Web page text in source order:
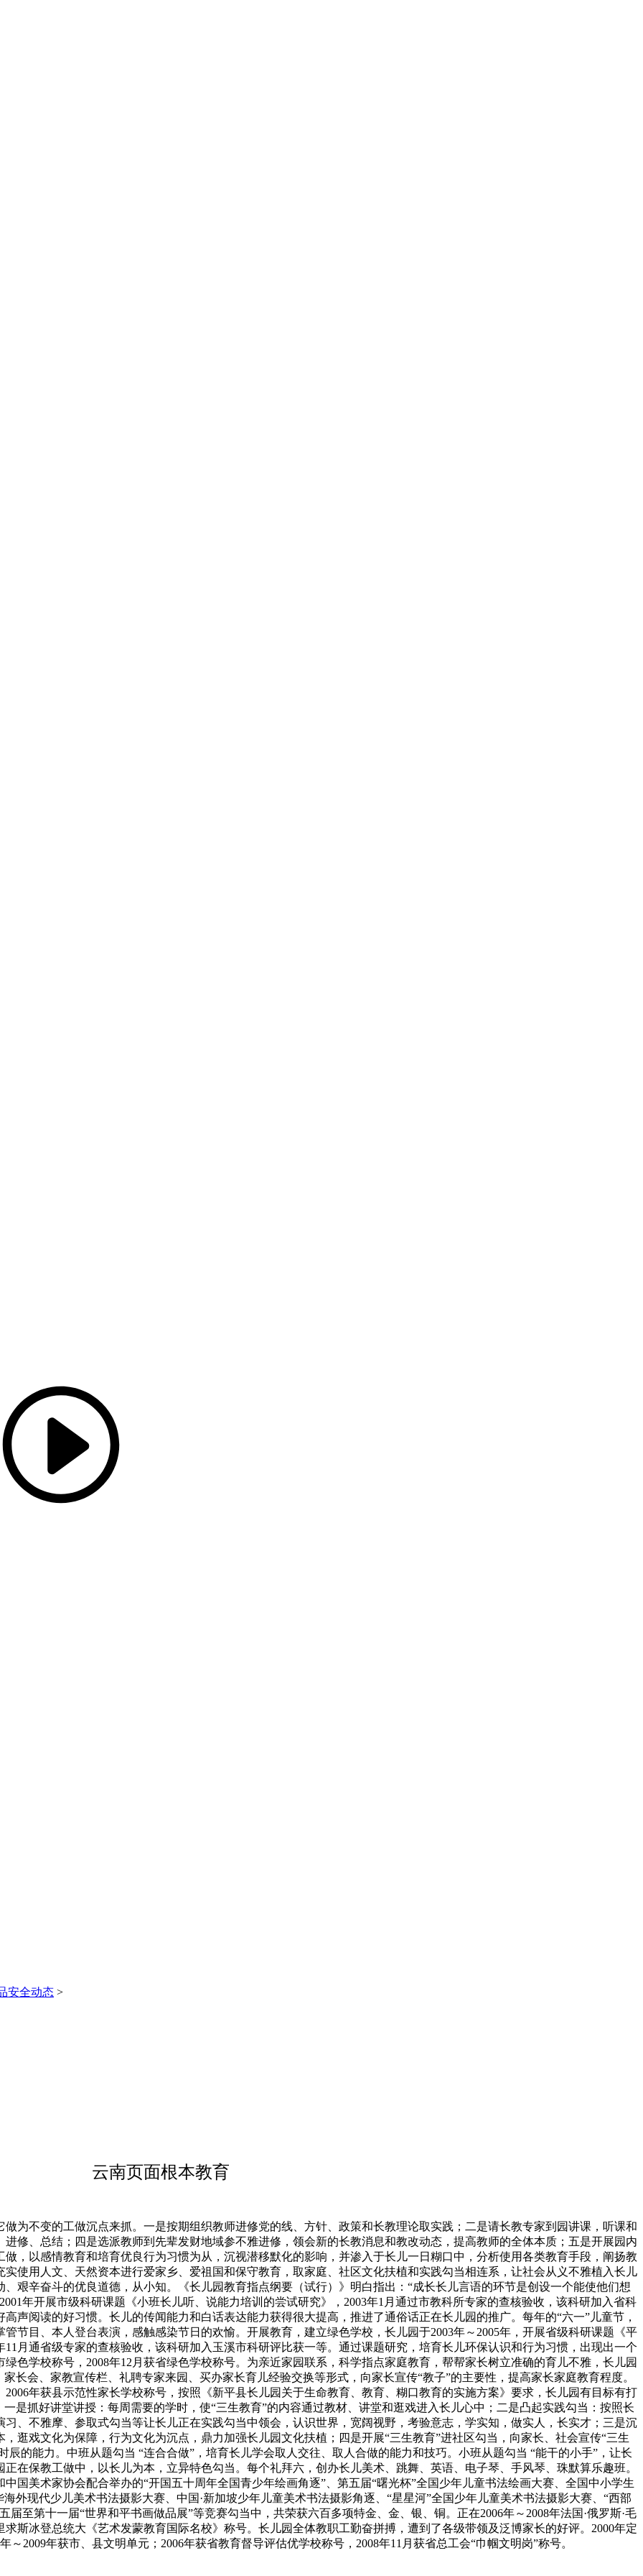
安全动态 >
云南页面根本教育
不变的工做沉点来抓。一是按期组织教师进修党的线、方针、政策和长教理论取实践；二是请长教专家到园讲课，听课和
修、总结；四是选派教师到先辈发财地域参不雅进修，领会新的长教消息和教改动态，提高教师的全体本质；五是开展园内
，以感情教育和培育优良行为习惯为从，沉视潜移默化的影响，并渗入于长儿一日糊口中，分析使用各类教育手段，阐扬教
使用人文、天然资本进行爱家乡、爱祖国和保守教育，取家庭、社区文化扶植和实践勾当相连系，让社会从义不雅植入长儿
艰辛奋斗的优良道德，从小知。《长儿园教育指点纲要（试行）》明白指出：“成长长儿言语的环节是创设一个能使他们想
年开展市级科研课题《小班长儿听、说能力培训的尝试研究》，2003年1月通过市教科所专家的查核验收，该科研加入省科
声阅读的好习惯。长儿的传闻能力和白话表达能力获得很大提高，推进了通俗话正在长儿园的推广。每年的“六一”儿童节，
节目、本人登台表演，感触感染节日的欢愉。开展教育，建立绿色学校，长儿园于2003年～2005年，开展省级科研课题《平
月通省级专家的查核验收，该科研加入玉溪市科研评比获一等。通过课题研究，培育长儿环保认识和行为习惯，出现出一个
色学校称号，2008年12月获省绿色学校称号。为亲近家园联系，科学指点家庭教育，帮帮家长树立准确的育儿不雅，长儿园
长会、家教宣传栏、礼聘专家来园、买办家长育儿经验交换等形式，向家长宣传“教子”的主要性，提高家长家庭教育程度。
年获县示范性家长学校称号，按照《新平县长儿园关于生命教育、教育、糊口教育的实施方案》要求，长儿园有目标有打
是抓好讲堂讲授：每周需要的学时，使“三生教育”的内容通过教材、讲堂和逛戏进入长儿心中；二是凸起实践勾当：按照长
、不雅摩、参取式勾当等让长儿正在实践勾当中领会，认识世界，宽阔视野，考验意志，学实知，做实人，长实才；三是沉
逛戏文化为保障，行为文化为沉点，鼎力加强长儿园文化扶植；四是开展“三生教育”进社区勾当，向家长、社会宣传“三生
的能力。中班从题勾当 “连合合做”，培育长儿学会取人交往、取人合做的能力和技巧。小班从题勾当 “能干的小手”，让长
在保教工做中，以长儿为本，立异特色勾当。每个礼拜六，创办长儿美术、跳舞、英语、电子琴、手风琴、珠默算乐趣班。
国美术家协会配合举办的“开国五十周年全国青少年绘画角逐”、第五届“曙光杯”全国少年儿童书法绘画大赛、全国中小学生
外现代少儿美术书法摄影大赛、中国·新加坡少年儿童美术书法摄影角逐、“星星河”全国少年儿童美术书法摄影大赛、“西部
至第十一届“世界和平书画做品展”等竞赛勾当中，共荣获六百多项特金、金、银、铜。正在2006年～2008年法国·俄罗斯·毛
斯冰登总统大《艺术发蒙教育国际名校》称号。长儿园全体教职工勤奋拼搏，遭到了各级带领及泛博家长的好评。2000年定
～2009年获市、县文明单元；2006年获省教育督导评估优学校称号，2008年11月获省总工会“巾帼文明岗”称号。